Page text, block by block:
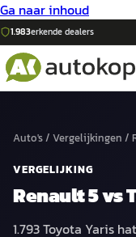
Ga naar inhoud
1.983erkende dealers
Auto's/ Vergelijkingen /
VERGELIJKING
Renault 5vs
1.793 Toyota Yaris